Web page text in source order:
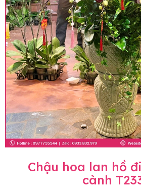
Chậu hoa lan hồ
cành